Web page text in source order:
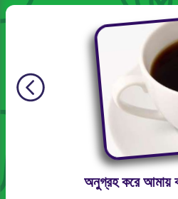
অনুগ্রহ করে আমায়